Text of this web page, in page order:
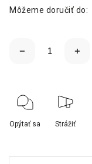
Môžeme doručiť do:
Opýtať sa Strážiť